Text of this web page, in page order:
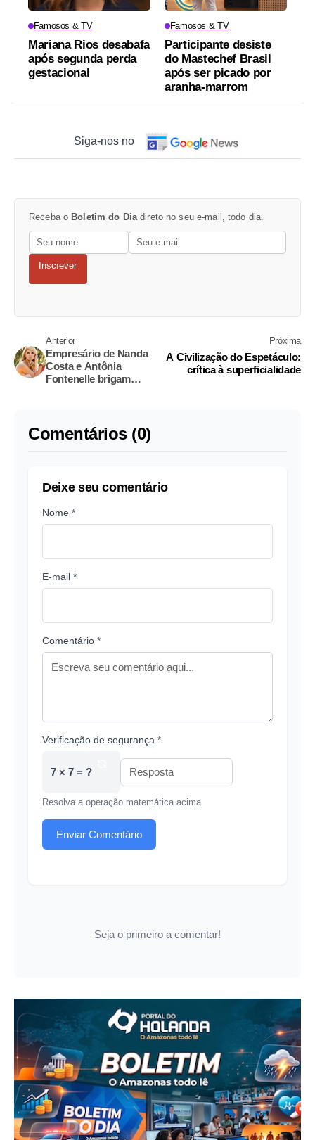
Famosos & TV
Mariana Rios desabafa
após segunda perda
gestacional
Famosos & TV
Participante desiste
do Mastechef Brasil
após ser picado por
aranha-marrom
Siga-nos no
Receba o Boletim do Dia direto no seu e-mail, todo dia.
Inscrever
Anterior
Empresário de Nanda
Costa e Antônia
Fontenelle brigam
500 mil punhe***!"
Próxima
A Civilização do Espetáculo:
crítica à superficialidade
Comentários (0)
Deixe seu comentário
Nome *
E-mail *
Comentário *
Verificação de segurança *
7 × 7 = ?
Resolva a operação matemática acima
Enviar Comentário
Seja o primeiro a comentar!